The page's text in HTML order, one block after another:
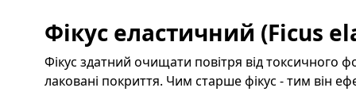
Фікус еластичний (Ficus
Фікус здатний очищати повітря від токсичного
лаковані покриття. Чим старше фікус - тим він